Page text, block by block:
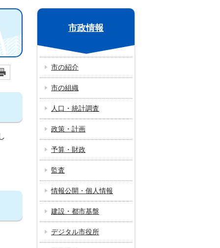
市政情報
市の紹介
市の組織
人口・統計調査
政策・計画
予算・財政
監査
情報公開・個人情報
建設・都市基盤
デジタル市役所